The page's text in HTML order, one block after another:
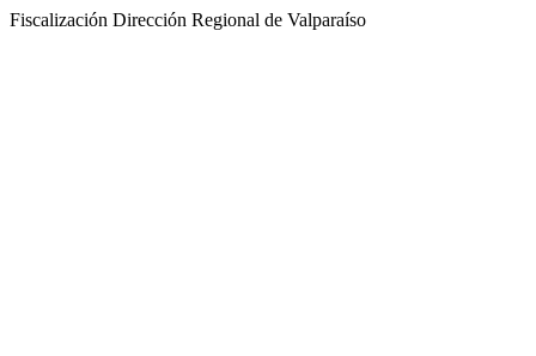
Fiscalización Dirección Regional de Valparaíso